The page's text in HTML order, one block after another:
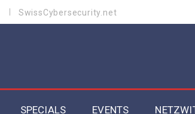
SwissCybersecurity.net
SPECIALS EVENTS